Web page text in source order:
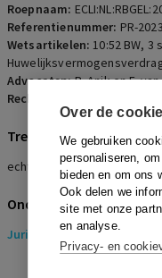
Over de
We gebruiken
personaliseren,
bieden en om ons
Ook delen we
site met onze
en analyse.
Privacy- en
Roepnaam:
Referentienummer: PR-
Wetsartikelen:10:52 BW, 3
Advocaten:B. Anik en F.
Rechters:
Trefwoorden
echtscheiding, Iraans recht
Onderwerpen
Juridisch > Pensioenrecht